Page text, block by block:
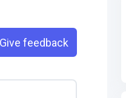
Give feedback